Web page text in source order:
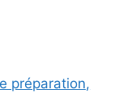
préparation,